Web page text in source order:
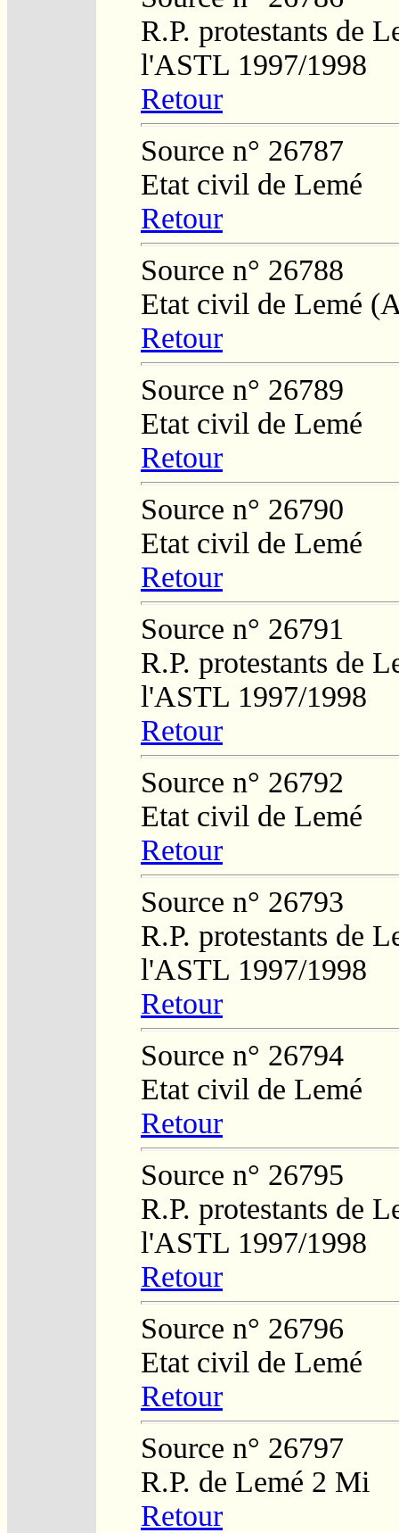
R.P. protestants de
l'ASTL 1997/1998
Retour
Source n° 26787
Etat civil de Lemé
Retour
Source n° 26788
Etat civil de Lemé
Retour
Source n° 26789
Etat civil de Lemé
Retour
Source n° 26790
Etat civil de Lemé
Retour
Source n° 26791
R.P. protestants de
l'ASTL 1997/1998
Retour
Source n° 26792
Etat civil de Lemé
Retour
Source n° 26793
R.P. protestants de
l'ASTL 1997/1998
Retour
Source n° 26794
Etat civil de Lemé
Retour
Source n° 26795
R.P. protestants de
l'ASTL 1997/1998
Retour
Source n° 26796
Etat civil de Lemé
Retour
Source n° 26797
R.P. de Lemé 2 Mi
Retour